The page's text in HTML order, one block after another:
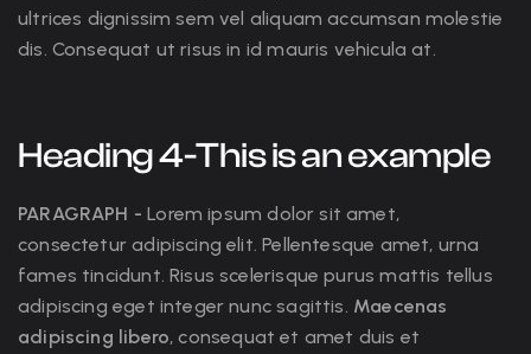
ultrices dignissim sem vel aliquam accumsan molestie
dis. Consequat ut risus in id mauris vehicula at.
Heading 4-This is an example
PARAGRAPH - Lorem ipsum dolor sit amet,
consectetur adipiscing elit. Pellentesque amet, urna
fames tincidunt. Risus scelerisque purus mattis tellus
adipiscing eget integer nunc sagittis. Maecenas
adipiscing libero, consequat et amet duis et